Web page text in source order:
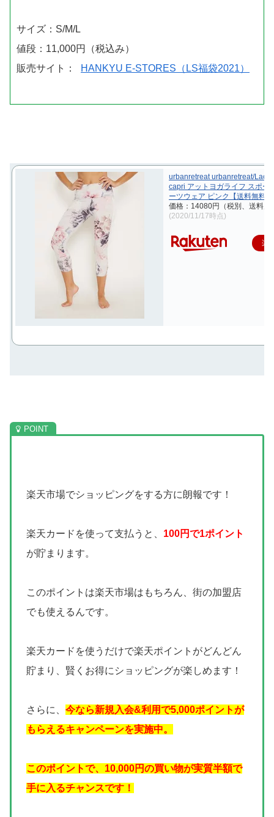
サイズ：S/M/L
値段：11,000円（税込み）
販売サイト：
HANKYU E-STORES（LS福袋2021）
urbanretreat urbanretreat/Lace
capri アットヨガライフ スポー
ーツウェア ピンク【送料無料】
価格：14080円（税別、送料別)
(2020/11/17時点)
楽
楽天市場でショッピングをする方に朗報です！
楽天カードを使って支払うと、 100円で1ポイント
が貯まります。
このポイントは楽天市場はもちろん、街の加盟店
でも使えるんです。
楽天カードを使うだけで楽天ポイントがどんどん
貯まり、賢くお得にショッピングが楽しめます！
さらに、 今なら新規入会&利用で5,000ポイントが
もらえるキャンペーンを実施中。
このポイントで、10,000円の買い物が実質半額で
手に入るチャンスです！